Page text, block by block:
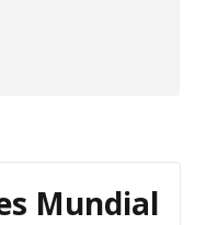
Mundial